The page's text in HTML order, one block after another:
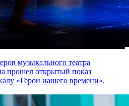
музыкального театра
прошел открытый показ
«Герои нашего времени»,